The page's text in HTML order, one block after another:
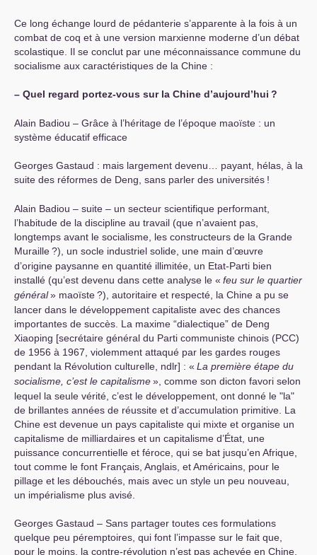
Ce long échange lourd de pédanterie s’apparente à la fois à un
combat de coq et à une version marxienne moderne d’un débat
scolastique. Il se conclut par une méconnaissance commune du
socialisme aux caractéristiques de la Chine :
– Quel regard portez-vous sur la Chine d’aujourd’hui ?
Alain Badiou – Grâce à l’héritage de l’époque maoïste : un
système éducatif efficace
Georges Gastaud : mais largement devenu… payant, hélas, à la
suite des réformes de Deng, sans parler des universités !
Alain Badiou – suite – un secteur scientifique performant,
l’habitude de la discipline au travail (que n’avaient pas,
longtemps avant le socialisme, les constructeurs de la Grande
Muraille?), un socle industriel solide, une main d’œuvre
d’origine paysanne en quantité illimitée, un Etat-Parti bien
installé (qu’est devenu dans cette analyse le « feu sur le quartier
général» maoïste?), autoritaire et respecté, la Chine a pu se
lancer dans le développement capitaliste avec des chances
importantes de succès. La maxime “dialectique” de Deng
Xiaoping [secrétaire général du Parti communiste chinois (PCC)
de 1956 à 1967, violemment attaqué par les gardes rouges
pendant la Révolution culturelle, ndlr] : « La première étape du
socialisme, c’est le capitalisme», comme son dicton favori selon
lequel la seule vérité, c’est le développement, ont donné le "la"
de brillantes années de réussite et d’accumulation primitive. La
Chine est devenue un pays capitaliste qui mixte et organise un
capitalisme de milliardaires et un capitalisme d’État, une
puissance concurrentielle et féroce, qui se bat jusqu’en Afrique,
tout comme le font Français, Anglais, et Américains, pour le
pillage et les débouchés, mais avec un style un peu nouveau,
un impérialisme plus avisé.
Georges Gastaud – Sans partager toutes ces formulations
quelque peu péremptoires, qui font l’impasse sur le fait que,
pour le moins, la contre-révolution n’est pas achevée en Chine,